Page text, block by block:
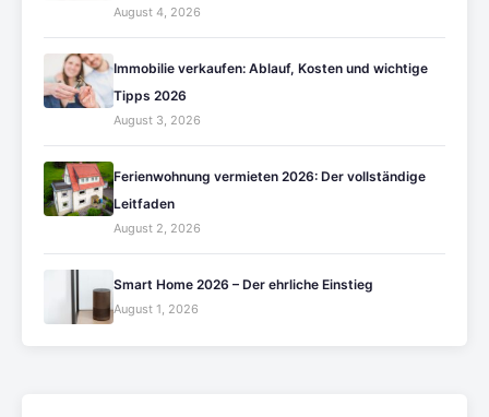
August 4, 2026
Immobilie verkaufen: Ablauf, Kosten und wichtige
Tipps 2026
August 3, 2026
Ferienwohnung vermieten 2026: Der vollständige
Leitfaden
August 2, 2026
Smart Home 2026 – Der ehrliche Einstieg
August 1, 2026